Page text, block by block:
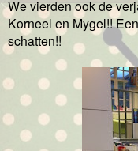
We vierden ook de
Korneel en Mygel!!
schatten!!